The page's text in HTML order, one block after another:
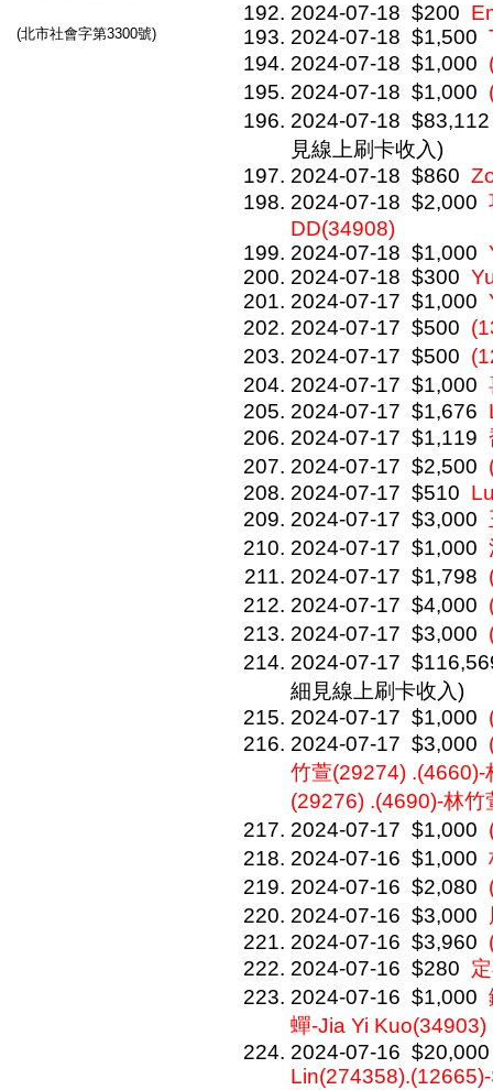
(北市社會字第3300號)
2024-07-18 $200
2024-07-18 $1,500
2024-07-18 $1,000
2024-07-18 $1,000
2024-07-18 $83,112
見線上刷卡收入)
2024-07-18 $860
2024-07-18 $2,000
DD(34908)
2024-07-18 $1,000
2024-07-18 $300
2024-07-17 $1,000
2024-07-17 $500
2024-07-17 $500
2024-07-17 $1,000
2024-07-17 $1,676
2024-07-17 $1,119
2024-07-17 $2,500
2024-07-17 $510
2024-07-17 $3,000
2024-07-17 $1,000
2024-07-17 $1,798
2024-07-17 $4,000
2024-07-17 $3,000
2024-07-17
細見線上刷卡收入)
2024-07-17 $1,000
2024-07-17 $3,000
竹萱(29274)
(29276) .(4690)-林
2024-07-17 $1,000
2024-07-16 $1,000
2024-07-16 $2,080
2024-07-16 $3,000
2024-07-16 $3,960
2024-07-16 $280
2024-07-16 $1,000
蟬-Jia Yi Kuo(34903)
2024-07-16 $20,000